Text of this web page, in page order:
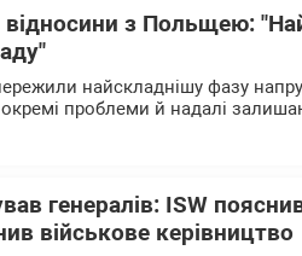
відносини з Польщею:
найскладнішу фазу
проблеми й надалі
генералів: ISW
військове керівництво